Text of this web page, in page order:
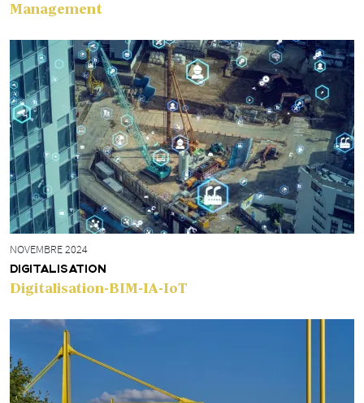
Management
NOVEMBRE 2024
DIGITALISATION
Digitalisation-BIM-IA-IoT